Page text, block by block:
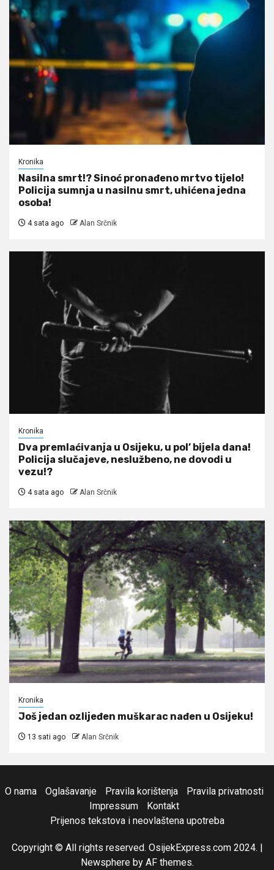
Kronika
Nasilna smrt!? Sinoć pronađeno mrtvo tijelo!
Policija sumnja u nasilnu smrt, uhićena jedna
osoba!
4 sata ago Alan Srčnik
Kronika
Dva premlaćivanja u Osijeku, u pol’ bijela dana!
Policija slučajeve, neslužbeno, ne dovodi u
vezu!?
4 sata ago Alan Srčnik
Kronika
Još jedan ozlijeđen muškarac nađen u Osijeku!
13 sati ago Alan Srčnik
O nama Oglašavanje Pravila korištenja
Pravila privatnosti
Impressum
Kontakt
Prijenos tekstova i neovlaštena upotreba
Copyright © All rights reserved. OsijekExpress.com 2024. |
Newsphereby AF themes.